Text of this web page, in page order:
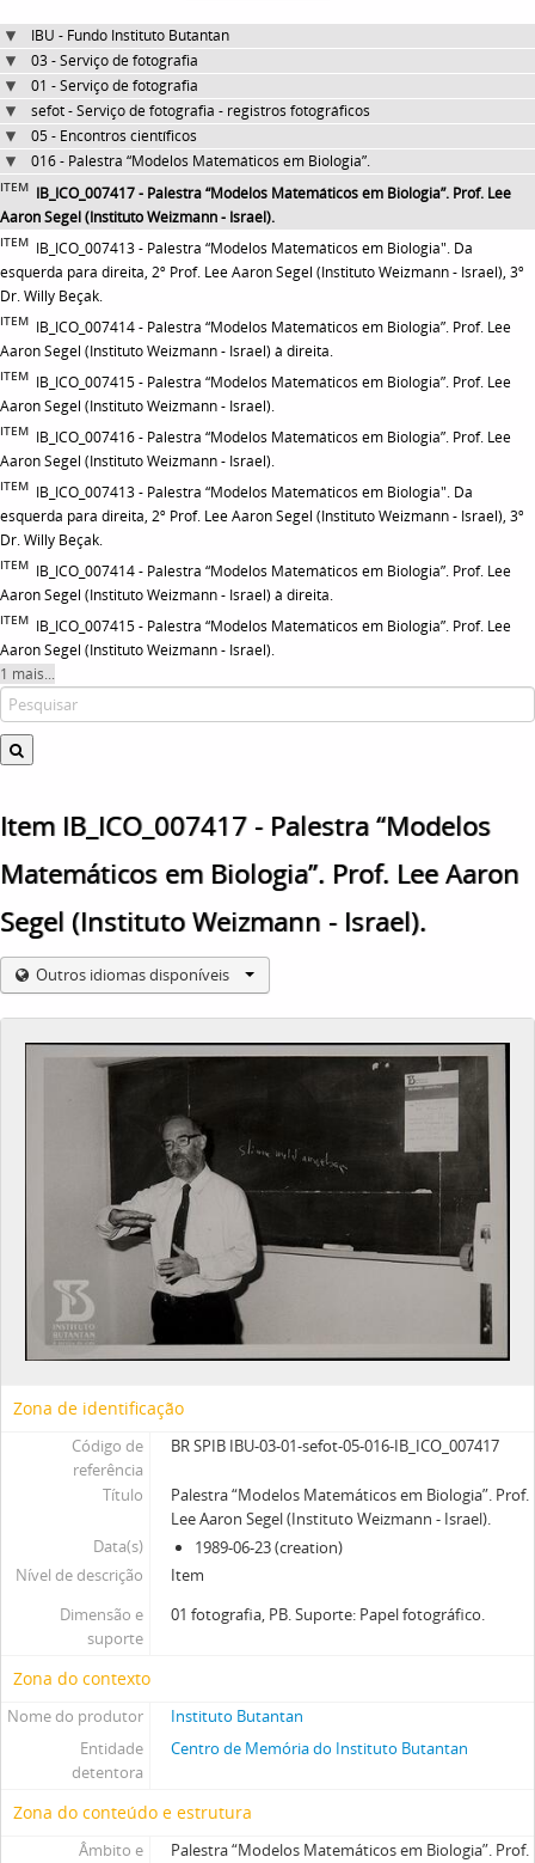
IBU - Fundo Instituto Butantan
03 - Serviço de fotografia
01 - Serviço de fotografia
sefot - Serviço de fotografia - registros fotográficos
05 - Encontros científicos
016 - Palestra “Modelos Matemáticos em Biologia”.
ITEM IB_ICO_007417 - Palestra “Modelos Matemáticos em Biologia”. Prof. Lee
Aaron Segel (Instituto Weizmann - Israel).
ITEM IB_ICO_007413 - Palestra “Modelos Matemáticos em Biologia". Da
esquerda para direita, 2º Prof. Lee Aaron Segel (Instituto Weizmann - Israel), 3º
Dr. Willy Beçak.
ITEM IB_ICO_007414 - Palestra “Modelos Matemáticos em Biologia”. Prof. Lee
Aaron Segel (Instituto Weizmann - Israel) à direita.
ITEM IB_ICO_007415 - Palestra “Modelos Matemáticos em Biologia”. Prof. Lee
Aaron Segel (Instituto Weizmann - Israel).
ITEM IB_ICO_007416 - Palestra “Modelos Matemáticos em Biologia”. Prof. Lee
Aaron Segel (Instituto Weizmann - Israel).
ITEM IB_ICO_007413 - Palestra “Modelos Matemáticos em Biologia". Da
esquerda para direita, 2º Prof. Lee Aaron Segel (Instituto Weizmann - Israel), 3º
Dr. Willy Beçak.
ITEM IB_ICO_007414 - Palestra “Modelos Matemáticos em Biologia”. Prof. Lee
Aaron Segel (Instituto Weizmann - Israel) à direita.
ITEM IB_ICO_007415 - Palestra “Modelos Matemáticos em Biologia”. Prof. Lee
Aaron Segel (Instituto Weizmann - Israel).
1 mais...
Item IB_ICO_007417 - Palestra “Modelos
Matemáticos em Biologia”. Prof. Lee Aaron
Segel (Instituto Weizmann - Israel).
Outros idiomas disponíveis
Zona de identificação
Código de
referência
BR SPIB IBU-03-01-sefot-05-016-IB_ICO_007417
Título
Palestra “Modelos Matemáticos em Biologia”. Prof.
Lee Aaron Segel (Instituto Weizmann - Israel).
Data(s)
1989-06-23 (creation)
Nível de descrição
Item
Dimensão e
suporte
01 fotografia, PB. Suporte: Papel fotográfico.
Zona do contexto
Nome do produtor
Instituto Butantan
Entidade
detentora
Centro de Memória do Instituto Butantan
Zona do conteúdo e estrutura
Âmbito e
Palestra “Modelos Matemáticos em Biologia”. Prof.